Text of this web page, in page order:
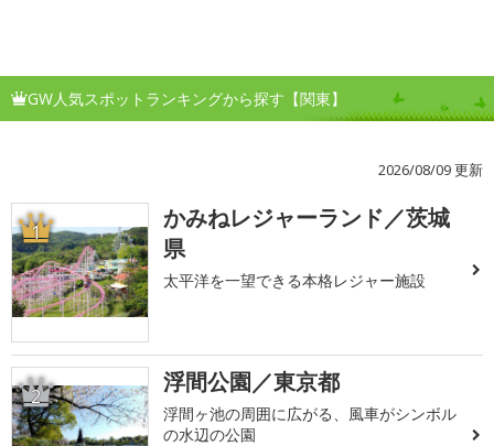
GW人気スポットランキングから探す【関東】
2026/08/09 更新
1
かみねレジャーランド／茨城
県
太平洋を一望できる本格レジャー施設
2 浮間公園／東京都
浮間ヶ池の周囲に広がる、風車がシンボル
の水辺の公園